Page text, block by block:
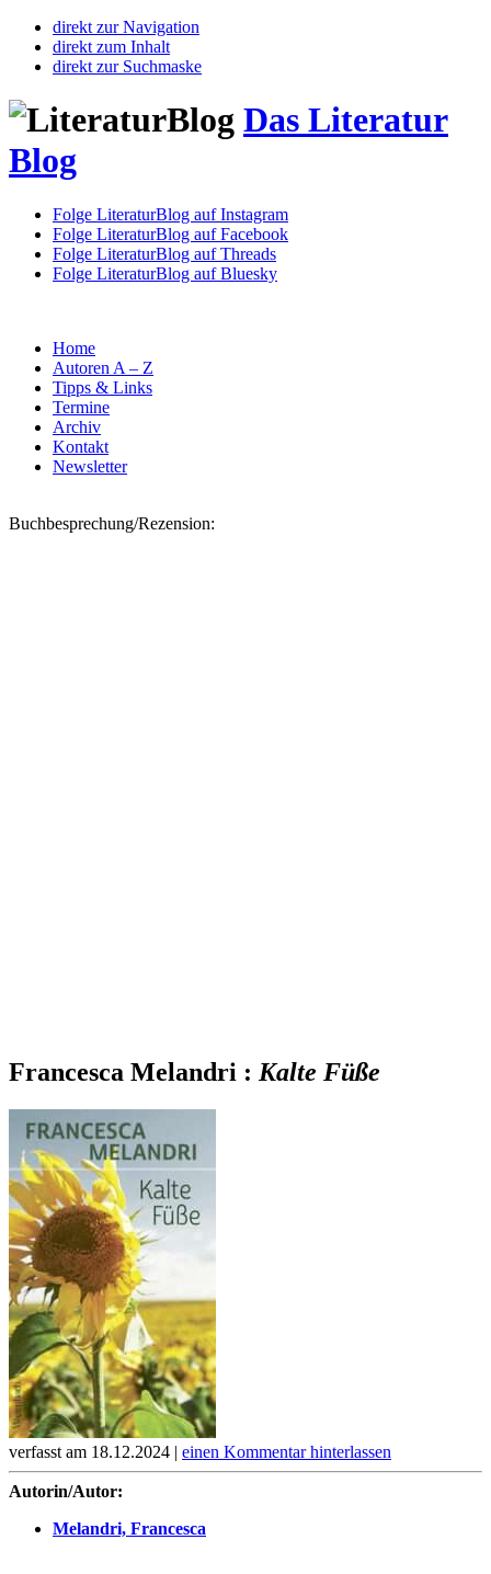
direkt zur Navigation
direkt zum Inhalt
direkt zur Suchmaske
Das Literatur
Blog
Folge LiteraturBlog auf Instagram
Folge LiteraturBlog auf Facebook
Folge LiteraturBlog auf Threads
Folge LiteraturBlog auf Bluesky
Home
Autoren A – Z
Tipps & Links
Termine
Archiv
Kontakt
Newsletter
Buchbesprechung/Rezension:
Francesca Melandri : Kalte Füße
verfasst am 18.12.2024 | einen Kommentar hinterlassen
Autorin/Autor:
Melandri, Francesca